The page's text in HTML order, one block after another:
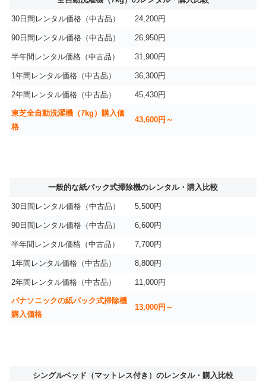
30日間レンタル価格（中古品） 24,200円
90日間レンタル価格（中古品） 26,950円
半年間レンタル価格（中古品） 31,900円
1年間レンタル価格（中古品） 36,300円
2年間レンタル価格（中古品） 45,430円
東芝全自動洗濯機（7kg）購入価
格
43,600円～
一般的な紙パック式掃除機のレンタル・購入比較
30日間レンタル価格（中古品） 5,500円
90日間レンタル価格（中古品） 6,600円
半年間レンタル価格（中古品） 7,700円
1年間レンタル価格（中古品） 8,800円
2年間レンタル価格（中古品） 11,000円
パナソニックの紙パック式掃除機
購入価格
13,000円～
シングルベッド（マットレス付き）のレンタル・購入比較